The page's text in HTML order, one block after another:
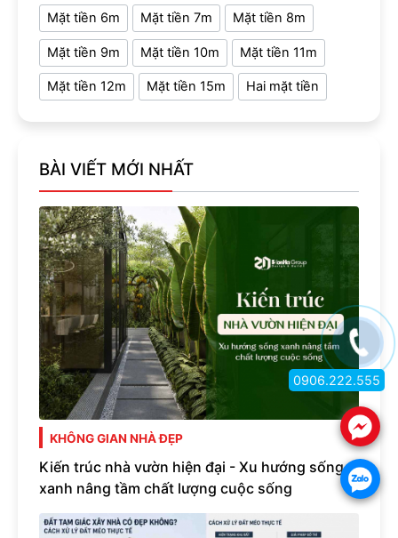
Mặt tiền 6m Mặt tiền 7m Mặt tiền 8m
Mặt tiền 9m Mặt tiền 10m Mặt tiền 11m
Mặt tiền 12m Mặt tiền 15m Hai mặt tiền
BÀI VIẾT MỚI NHẤT
KHÔNG GIAN NHÀ ĐẸP
Kiến trúc nhà vườn hiện đại - Xu hướng sống
xanh nâng tầm chất lượng cuộc sống
.
.
0906.222.555